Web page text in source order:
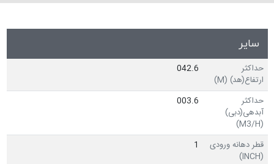
سایر
حداکثر
ارتفاع(هد) (M)
042.6
حداکثر
آبدهی(دبی)
(M3/H)
003.6
قطر دهانه ورودی
(INCH)
1